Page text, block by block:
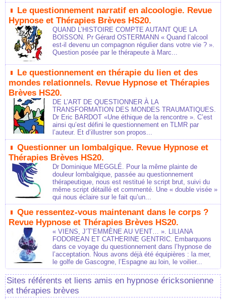
Le questionnement narratif en alcoologie. Revue
Hypnose et Thérapies Brèves HS20.
QUAND L’HISTOIRE COMPTE AUTANT QUE LA
BOISSON. Pr Gérard OSTERMANN « Quand l’alcool
est-il devenu un compagnon régulier dans votre vie ? ».
Question posée par le thérapeute à Marc...
Le questionnement en thérapie du lien et des
mondes relationnels. Revue Hypnose et Thérapies
Brèves HS20.
DE L’ART DE QUESTIONNER À LA
TRANSFORMATION DES MONDES TRAUMATIQUES.
Dr Eric BARDOT «Une éthique de la rencontre ». C’est
ainsi qu’est défini le questionnement en TLMR par
l’auteur. Et d’illustrer son propos...
Questionner un lombalgique. Revue Hypnose et
Thérapies Brèves HS20.
Dr Dominique MEGGLÉ. Pour la même plainte de
douleur lombalgique, passée au questionnement
thérapeutique, nous est restitué le script brut, suivi du
même script détaillé et commenté. Une « double visée »
qui nous éclaire sur le fait qu’un...
Que ressentez-vous maintenant dans le corps ?
Revue Hypnose et Thérapies Brèves HS20.
« VIENS, J’T’EMMÈNE AU VENT… ». LILIANA
FODOREAN ET CATHERINE GENTRIC. Embarquons
dans ce voyage du questionnement dans l’hypnose de
l’acceptation. Nous avons déjà été équipières : la mer,
le golfe de Gascogne, l’Espagne au loin, le voilier...
Sites référents et liens amis en hypnose éricksonienne
et thérapies brèves